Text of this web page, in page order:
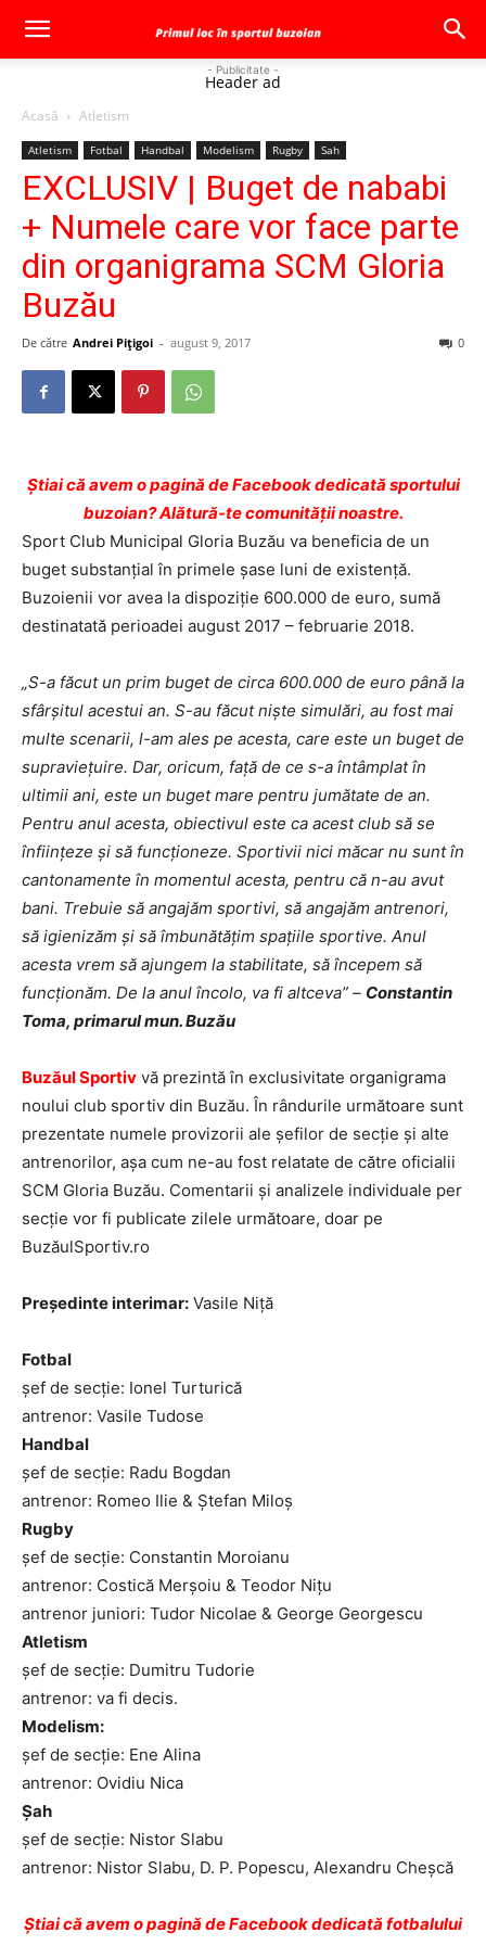
- Publicitate -
Header ad
Acasă Atletism
Atletism Fotbal Handbal Modelism Rugby Sah
EXCLUSIV | Buget de nababi
+ Numele care vor face parte
din organigrama SCM Gloria
Buzău
De către Andrei Pițigoi - august 9, 2017 0
Ştiai că avem o pagină de Facebook dedicată sportului
buzoian? Alătură-te comunității noastre.
Sport Club Municipal Gloria Buzău va beneficia de un
buget substanţial în primele şase luni de existenţă.
Buzoienii vor avea la dispoziţie 600.000 de euro, sumă
destinatată perioadei august 2017 – februarie 2018.
„S-a făcut un prim buget de circa 600.000 de euro până la
sfârşitul acestui an. S-au făcut nişte simulări, au fost mai
multe scenarii, l-am ales pe acesta, care este un buget de
supravieţuire. Dar, oricum, faţă de ce s-a întâmplat în
ultimii ani, este un buget mare pentru jumătate de an.
Pentru anul acesta, obiectivul este ca acest club să se
înfiinţeze şi să funcţioneze. Sportivii nici măcar nu sunt în
cantonamente în momentul acesta, pentru că n-au avut
bani. Trebuie să angajăm sportivi, să angajăm antrenori,
să igienizăm şi să îmbunătăţim spaţiile sportive. Anul
acesta vrem să ajungem la stabilitate, să începem să
funcţionăm. De la anul încolo, va fi altceva” – Constantin
Toma, primarul mun. Buzău
Buzăul Sportiv vă prezintă în exclusivitate organigrama
noului club sportiv din Buzău. În rândurile următoare sunt
prezentate numele provizorii ale şefilor de secţie şi alte
antrenorilor, aşa cum ne-au fost relatate de către oficialii
SCM Gloria Buzău. Comentarii şi analizele individuale per
secţie vor fi publicate zilele următoare, doar pe
BuzăulSportiv.ro
Preşedinte interimar: Vasile Niţă
Fotbal
şef de secţie: Ionel Turturică
antrenor: Vasile Tudose
Handbal
şef de secţie: Radu Bogdan
antrenor: Romeo Ilie & Ştefan Miloş
Rugby
şef de secţie: Constantin Moroianu
antrenor: Costică Merşoiu & Teodor Niţu
antrenor juniori: Tudor Nicolae & George Georgescu
Atletism
şef de secţie: Dumitru Tudorie
antrenor: va fi decis.
Modelism:
şef de secţie: Ene Alina
antrenor: Ovidiu Nica
Şah
şef de secţie: Nistor Slabu
antrenor: Nistor Slabu, D. P. Popescu, Alexandru Cheşcă
Ştiai că avem o pagină de Facebook dedicată fotbalului